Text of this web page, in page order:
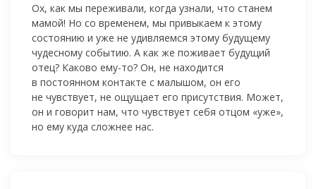
Ох, как мы переживали, когда узнали, что станем
мамой! Но со временем, мы привыкаем к этому
состоянию и уже не удивляемся этому будущему
чудесному событию. А как же поживает будущий
отец? Каково ему-то? Он, не находится
в постоянном контакте с малышом, он его
не чувствует, не ощущает его присутствия. Может,
он и говорит нам, что чувствует себя отцом «уже»,
но ему куда сложнее нас.